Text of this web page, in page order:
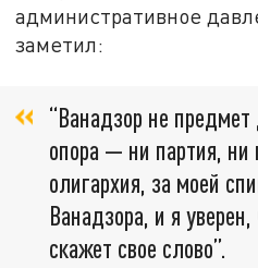
административное
заметил:
“Ванадзор не
опора — ни партия, ни
олигархия, за моей
Ванадзора, и я
скажет свое слово”.